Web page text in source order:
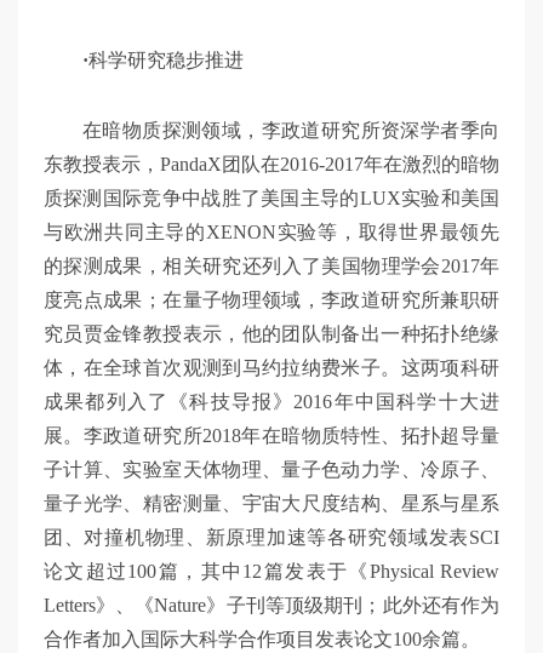
·科学研究稳步推进
在暗物质探测领域，李政道研究所资深学者季向
东教授表示，PandaX团队在2016-2017年在激烈的暗物
质探测国际竞争中战胜了美国主导的LUX实验和美国
与欧洲共同主导的XENON实验等，取得世界最领先
的探测成果，相关研究还列入了美国物理学会2017年
度亮点成果；在量子物理领域，李政道研究所兼职研
究员贾金锋教授表示，他的团队制备出一种拓扑绝缘
体，在全球首次观测到马约拉纳费米子。这两项科研
成果都列入了《科技导报》2016年中国科学十大进
展。李政道研究所2018年在暗物质特性、拓扑超导量
子计算、实验室天体物理、量子色动力学、冷原子、
量子光学、精密测量、宇宙大尺度结构、星系与星系
团、对撞机物理、新原理加速等各研究领域发表SCI
论文超过100篇，其中12篇发表于《Physical Review
Letters》、《Nature》子刊等顶级期刊；此外还有作为
合作者加入国际大科学合作项目发表论文100余篇。